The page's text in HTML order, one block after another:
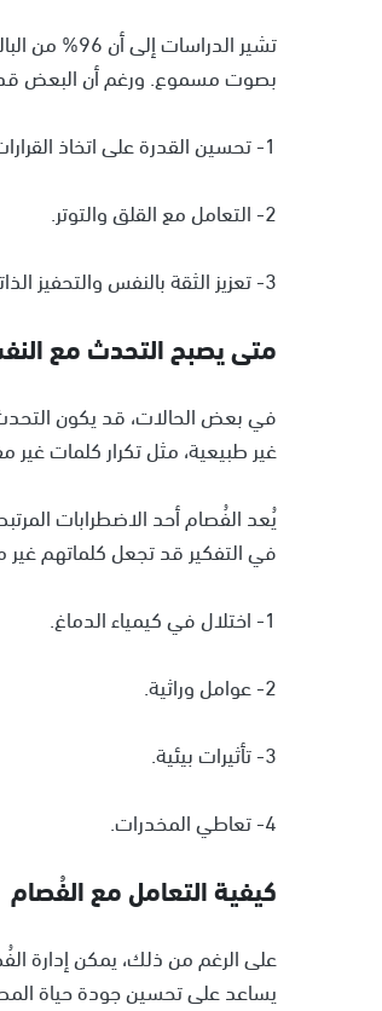
بصوت مسموع. ورغم أن البعض قد
1- تحسين القدرة على اتخاذ القرارات.
2- التعامل مع القلق والتوتر.
3- تعزيز الثقة بالنفس والتحفيز الذاتي.
متى يصبح التحدث مع
في بعض الحالات، قد يكون
غير طبيعية، مثل تكرار كلمات
يُعد الفُصام أحد الاضطرابات
في التفكير قد تجعل كلماتهم غير
1- اختلال في كيمياء الدماغ.
2- عوامل وراثية.
3- تأثيرات بيئية.
4- تعاطي المخدرات.
كيفية التعامل مع الفُصام
على الرغم من ذلك، يمكن إدارة
يساعد على تحسين جودة حياة